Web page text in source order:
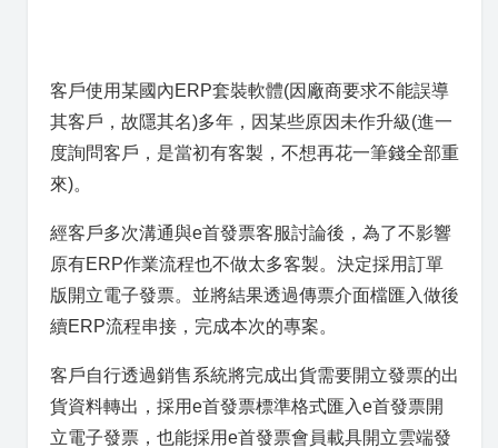
客戶使用某國內ERP套裝軟體(因廠商要求不能誤導
其客戶，故隱其名)多年，因某些原因未作升級(進一
度詢問客戶，是當初有客製，不想再花一筆錢全部重
來)。
經客戶多次溝通與e首發票客服討論後，為了不影響
原有ERP作業流程也不做太多客製。決定採用訂單
版開立電子發票。並將結果透過傳票介面檔匯入做後
續ERP流程串接，完成本次的專案。
客戶自行透過銷售系統將完成出貨需要開立發票的出
貨資料轉出，採用e首發票標準格式匯入e首發票開
立電子發票，也能採用e首發票會員載具開立雲端發